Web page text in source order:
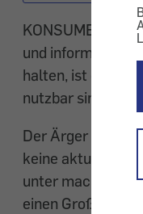
KONSUMENT-
und informieren
halten, ist
nutzbar sind?
Der Ärger ist
keine aktuellen
unter macOS/OS
einen Großteil